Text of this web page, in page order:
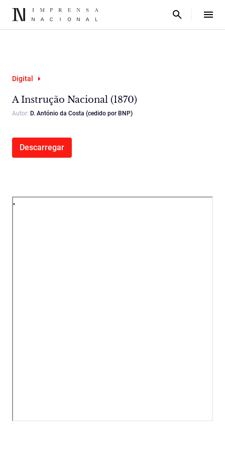
Digital
A Instrução Nacional (1870)
Autor: D. António da Costa (cedido por BNP)
Descarregar
“